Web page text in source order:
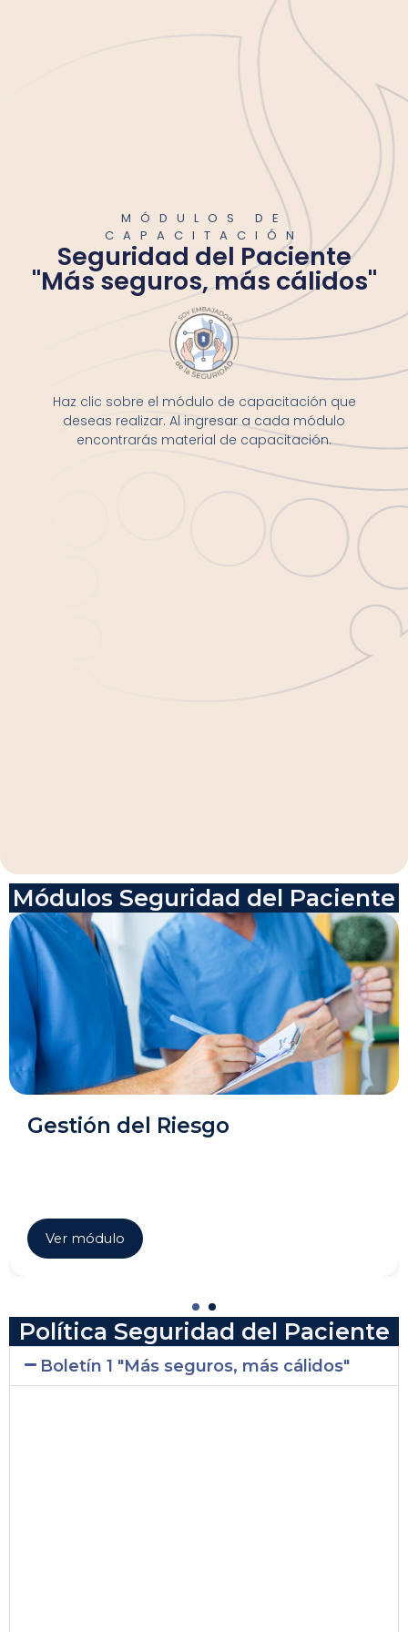
MÓDULOS DE
CAPACITACIÓN
Seguridad del Paciente
"Más seguros, más cálidos"
Haz clic sobre el módulo de capacitación que
deseas realizar. Al ingresar a cada módulo
encontrarás material de capacitación.
Módulos Seguridad del Paciente
Gestión del Riesgo
Ver módulo
Política Seguridad del Paciente
Boletín 1 "Más seguros, más cálidos"